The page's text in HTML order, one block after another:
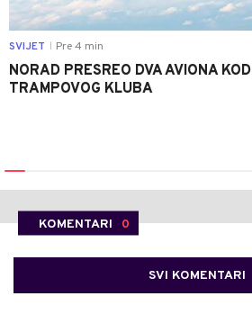
SVIJET Pre 4 min
NORAD PRESREO DVA AVIONA KOD
TRAMPOVOG KLUBA
KOMENTARI 0
SVI KOMENTARI